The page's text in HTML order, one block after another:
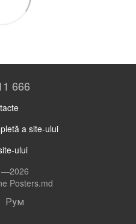
666
a site-ului
ului
Posters.md
Рум